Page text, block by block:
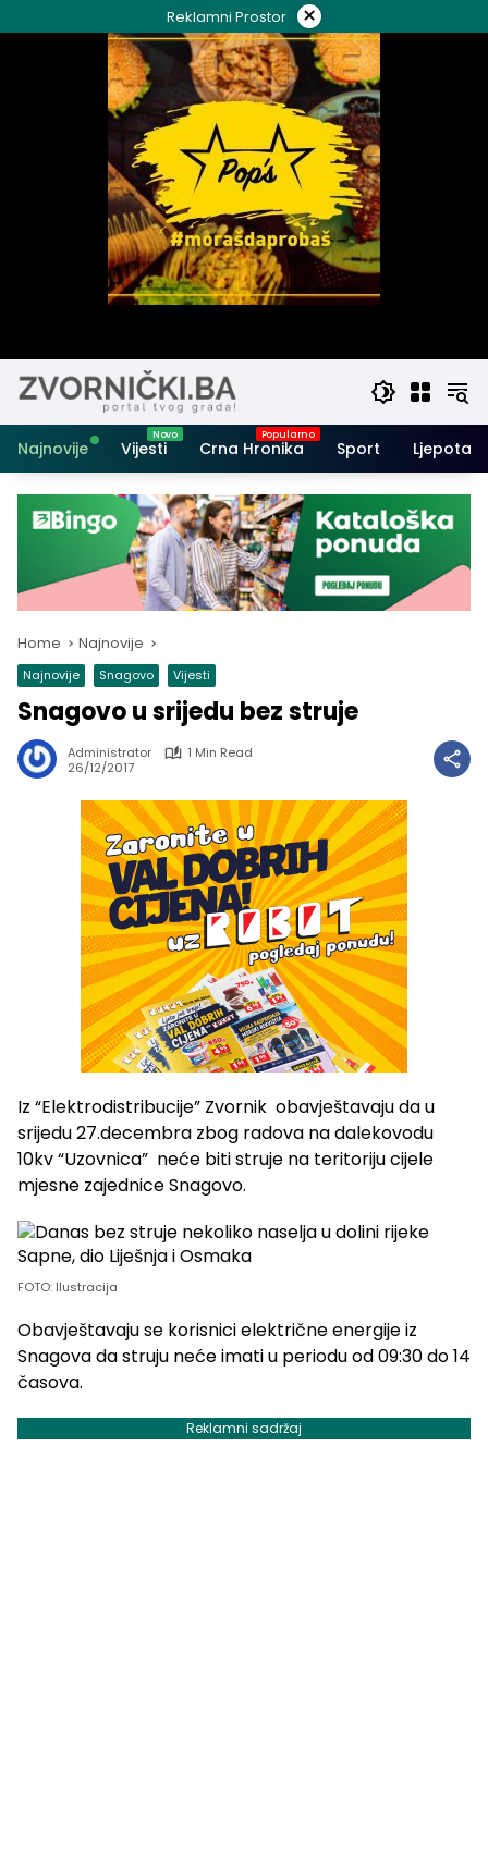
to
Reklamni Prostor ×
Najnovije Vijesti Crna Hronika Sport Ljepota i
Home Najnovije
Najnovije Snagovo Vijesti
Snagovo u srijedu bez struje
Administrator
1 Min Read
26/12/2017
Iz “Elektrodistribucije” Zvornik obavještavaju da u
srijedu 27.decembra zbog radova na dalekovodu
10kv “Uzovnica” neće biti struje na teritoriju cijele
mjesne zajednice Snagovo.
FOTO: Ilustracija
Obavještavaju se korisnici električne energije iz
Snagova da struju neće imati u periodu od 09:30 do 14
časova.
Reklamni sadržaj